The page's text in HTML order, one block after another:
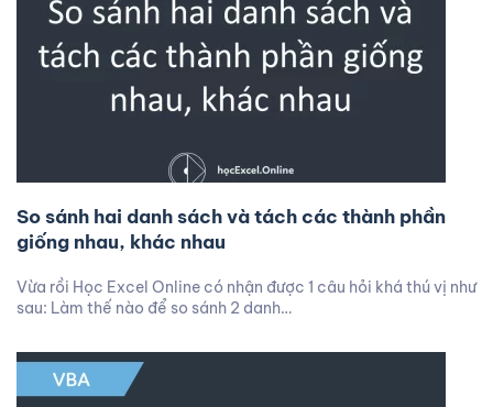
So sánh hai danh sách và tách các thành phần
giống nhau, khác nhau
Vừa rồi Học Excel Online có nhận được 1 câu hỏi khá thú vị như
sau: Làm thế nào để so sánh 2 danh…